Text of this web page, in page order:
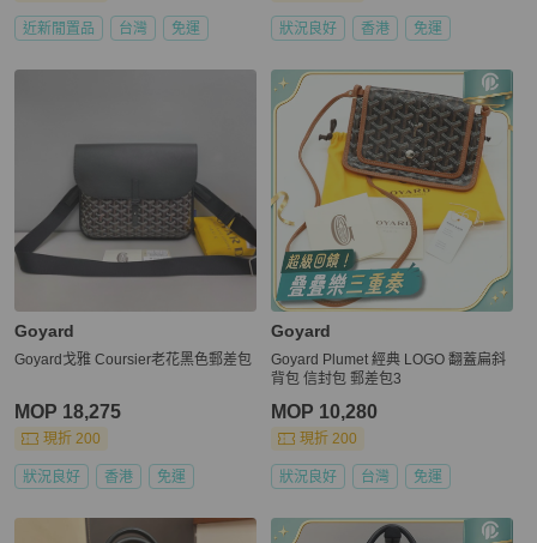
近新閒置品 台灣 免運 狀況良好 香港 免運
Goyard
Goyard戈雅 Coursier老花黑色郵差包
MOP 18,275
現折 200
狀況良好 香港 免運
Goyard
Goyard Plumet 經典 LOGO 翻蓋扁斜
背包 信封包 郵差包3
MOP 10,280
現折 200
狀況良好 台灣 免運